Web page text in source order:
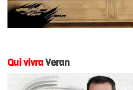
Qui vivraVeran